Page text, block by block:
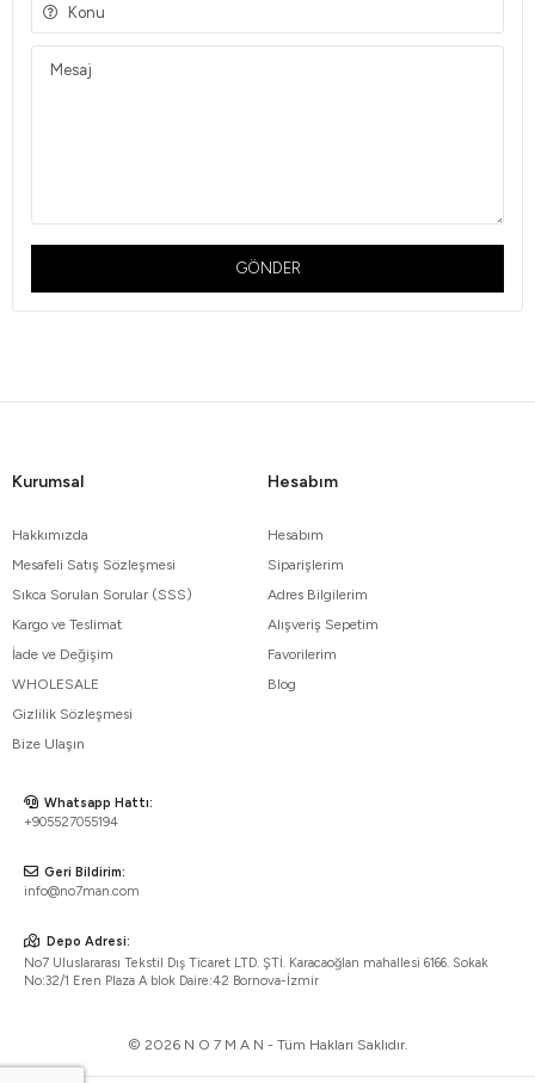
GÖNDER
Kurumsal
Hakkımızda
Mesafeli Satış Sözleşmesi
Sıkca Sorulan Sorular (SSS)
Kargo ve Teslimat
İade ve Değişim
WHOLESALE
Gizlilik Sözleşmesi
Bize Ulaşın
Hesabım
Hesabım
Siparişlerim
Adres Bilgilerim
Alışveriş Sepetim
Favorilerim
Blog
Whatsapp Hattı:
+905527055194
Geri Bildirim:
info@no7man.com
Depo Adresi:
No7 Uluslararası Tekstil Dış Ticaret LTD. ŞTİ. Karacaoğlan mahallesi 6166. Sokak
No:32/1 Eren Plaza A blok Daire:42 Bornova-İzmir
© 2026 N O 7 M A N - Tüm Hakları Saklıdır.